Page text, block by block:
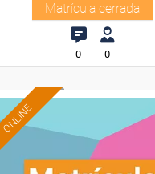
Matrícula cerrada
0 0
ONLINE